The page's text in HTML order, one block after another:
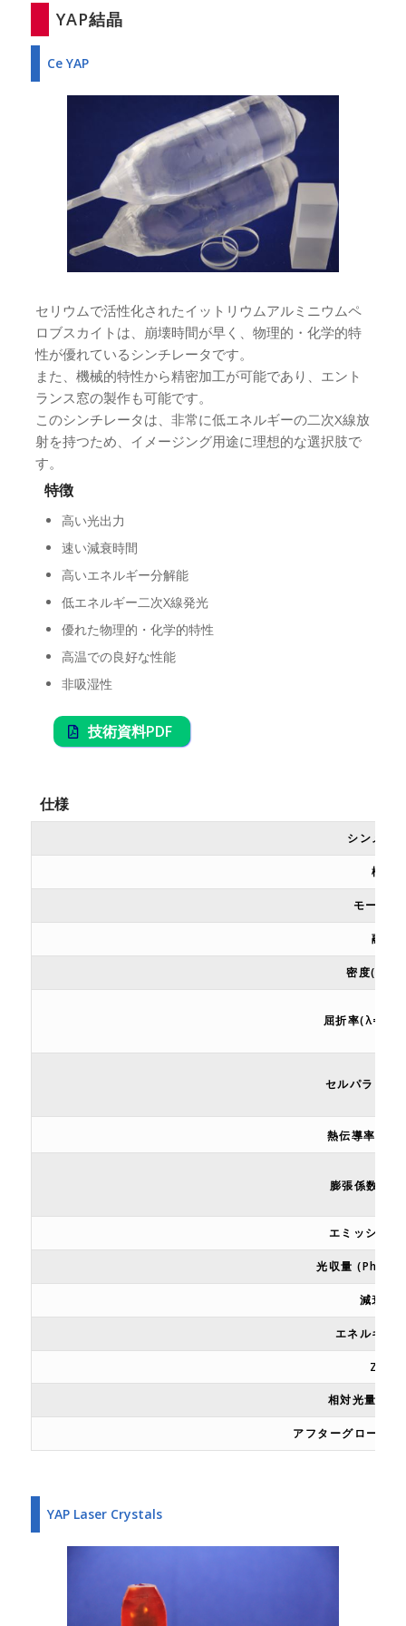
YAP結晶
Ce YAP
セリウムで活性化されたイットリウムアルミニウムペ
ロブスカイトは、崩壊時間が早く、物理的・化学的特
性が優れているシンチレータです。
また、機械的特性から精密加工が可能であり、エント
ランス窓の製作も可能です。
このシンチレータは、非常に低エネルギーの二次X線放
射を持つため、イメージング用途に理想的な選択肢で
す。
特徴
高い光出力
速い減衰時間
高いエネルギー分解能
低エネルギー二次X線発光
優れた物理的・化学的特性
高温での良好な性能
非吸湿性
技術資料PDF
仕様
シンメト
構造
モース硬
融点
密度(g/
屈折率
セルパラメー
熱伝導率
膨張係数 (
エミッション
光収量
減衰時
エネルギー
Zeff
相対光量
アフターグロー
YAP Laser Crystals